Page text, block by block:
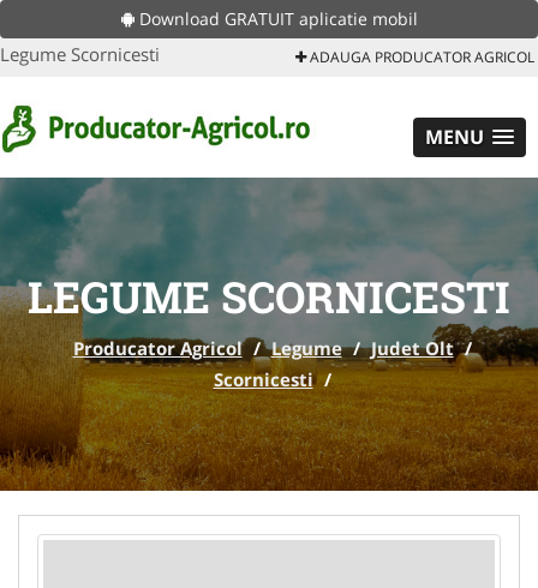
Download GRATUIT aplicatie mobil
Legume Scornicesti ADAUGA PRODUCATOR AGRICOL
MENU
LEGUME SCORNICESTI
Producator Agricol / Legume / Judet Olt /
Scornicesti /